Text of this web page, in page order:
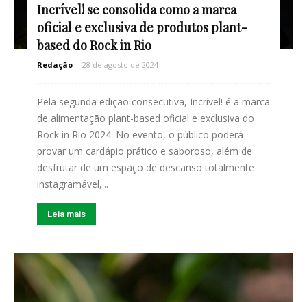
Incrível! se consolida como a marca
oficial e exclusiva de produtos plant-
based do Rock in Rio
Redação - 28 de agosto de 2024
Pela segunda edição consecutiva, Incrível! é a marca
de alimentação plant-based oficial e exclusiva do
Rock in Rio 2024. No evento, o público poderá
provar um cardápio prático e saboroso, além de
desfrutar de um espaço de descanso totalmente
instagramável,...
Leia mais